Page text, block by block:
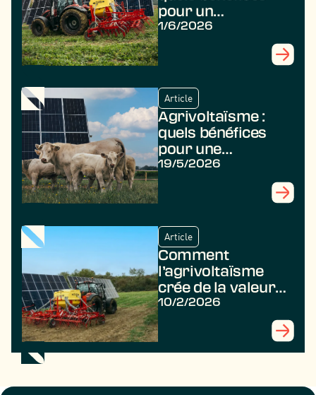
pour un
agriculteur ?
1/6/2026
Article
Agrivoltaïsme :
quels bénéfices
pour une
commune ?
19/5/2026
Article
Comment
l’agrivoltaïsme
crée de la valeur
durable dans les
territoires ruraux
10/2/2026